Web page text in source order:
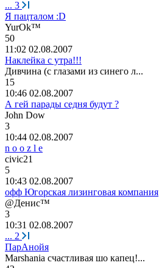
... 3
Я пацталом :D
YurOk™
50
11:02 02.08.2007
Наклейка с утра!!!
Дивчина (с глазами из синего л...
15
10:46 02.08.2007
А гей парады седня будут ?
John Dow
3
10:44 02.08.2007
n o o z l e
civic21
5
10:43 02.08.2007
офф Югорская лизинговая компания
@Денис™
3
10:31 02.08.2007
... 2
ПарАнойя
Marshania счастливая шо капец!...